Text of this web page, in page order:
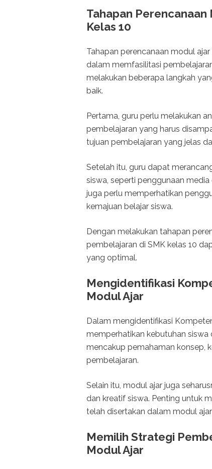
Tahapan
Kelas 10
Tahapan perencanaan modul
dalam memfasilitasi
melakukan beberapa langkah
baik.
Pertama, guru perlu melakukan
pembelajaran yang harus
tujuan pembelajaran yang jelas
Setelah itu, guru dapat
siswa, seperti penggunaan
juga perlu memperhatikan
kemajuan belajar siswa.
Dengan melakukan tahapan
pembelajaran di SMK kelas 10
yang optimal.
Mengidentifikasi
Modul Ajar
Dalam mengidentifikasi
memperhatikan kebutuhan siswa
mencakup pemahaman konsep,
pembelajaran.
Selain itu, modul ajar juga
dan kreatif siswa. Penting untuk
telah disertakan dalam modul
Memilih Strategi
Modul Ajar